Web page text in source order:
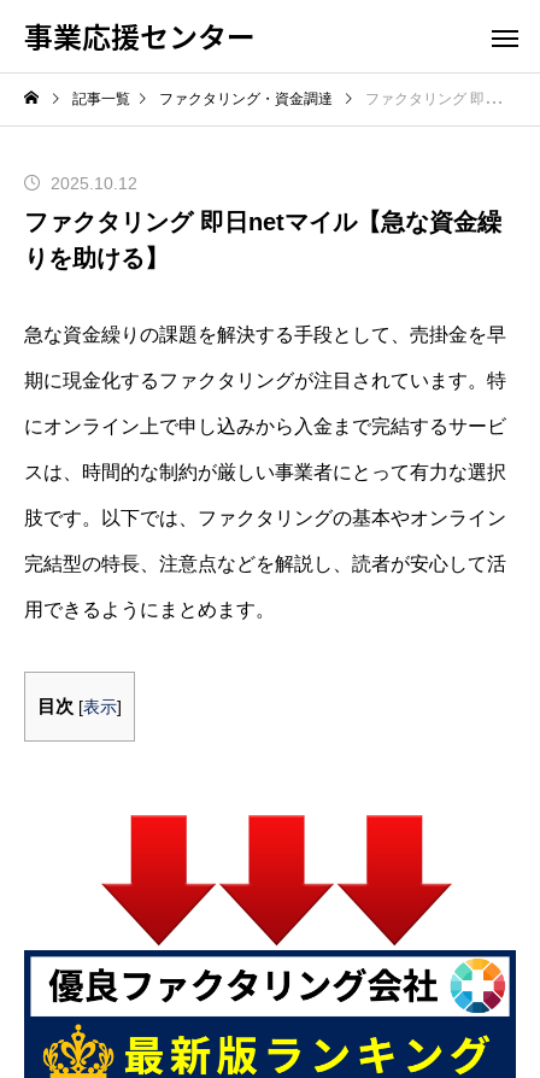
事業応援センター
記事一覧 ファクタリング・資金調達 ファクタリング 即日netマイル【急な資金繰りを助ける】
2025.10.12
ファクタリング 即日netマイル【急な資金繰
りを助ける】
急な資金繰りの課題を解決する手段として、売掛金を早
期に現金化するファクタリングが注目されています。特
にオンライン上で申し込みから入金まで完結するサービ
スは、時間的な制約が厳しい事業者にとって有力な選択
肢です。以下では、ファクタリングの基本やオンライン
完結型の特長、注意点などを解説し、読者が安心して活
用できるようにまとめます。
目次 [表示]